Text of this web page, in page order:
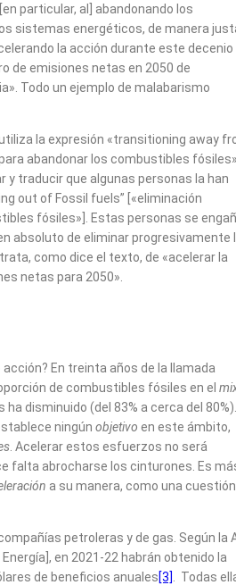
particular, al] abandonando los
sistemas energéticos, de manera
la acción durante este decenio
de emisiones netas en 2050 de
Todo un ejemplo de malabarismo
la expresión «transitioning away
abandonar los combustibles
y traducir que algunas personas la han
out of Fossil fuels” [«eliminación
fósiles»]. Estas personas se
absoluto de eliminar progresivamente
como dice el texto, de «acelerar la
netas para 2050».
acción? En treinta años de la llamada
de combustibles fósiles en el
ha disminuido (del 83% a cerca del
ningún objetivo en este ámbito,
. Acelerar estos esfuerzos no será
falta abrocharse los cinturones. Es
a su manera, como una
petroleras y de gas. Según la
en 2021-22 habrán obtenido la
de beneficios anuales[3]
. Todas